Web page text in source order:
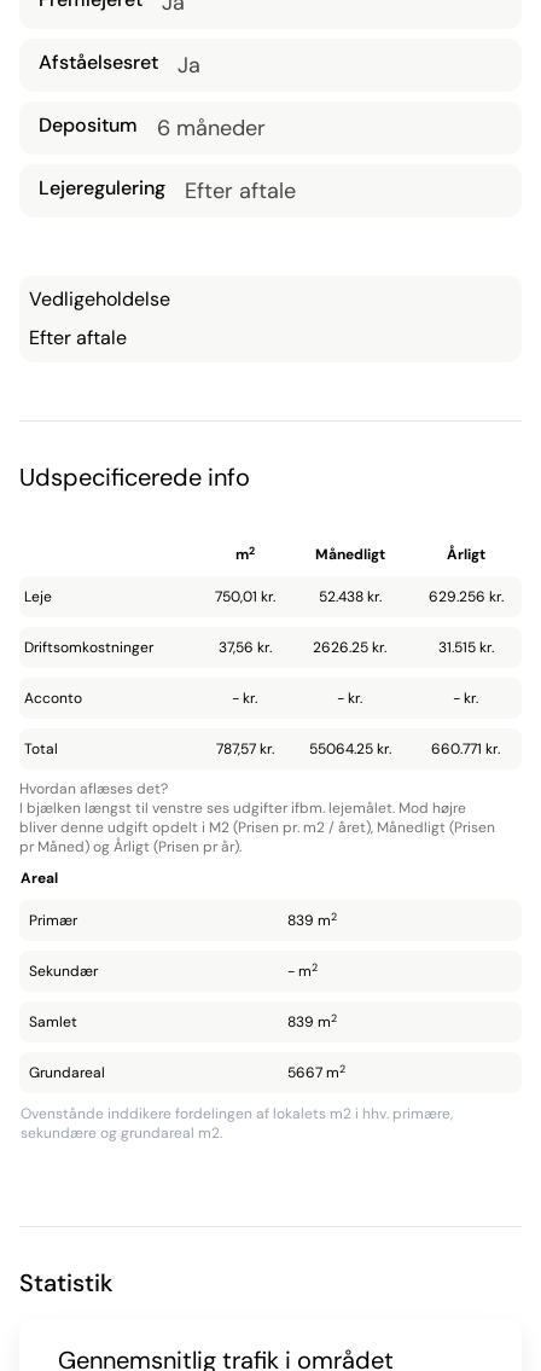
Afståelsesret Ja
Depositum 6 måneder
Lejeregulering Efter aftale
Vedligeholdelse
Efter aftale
Udspecificerede info
m2 Månedligt Årligt
Leje 750,01 kr. 52.438 kr. 629.256 kr.
Driftsomkostninger 37,56 kr. 2626.25 kr. 31.515 kr.
Acconto - kr. - kr. - kr.
Total 787,57 kr. 55064.25 kr. 660.771 kr.
Hvordan aflæses det?
I bjælken længst til venstre ses udgifter ifbm. lejemålet. Mod højre
bliver denne udgift opdelt i M2 (Prisen pr. m2 / året), Månedligt (Prisen
pr Måned) og Årligt (Prisen pr år).
Areal
Primær 839 m2
Sekundær - m2
Samlet 839 m2
Grundareal 5667 m2
Ovenstånde inddikere fordelingen af lokalets m2 i hhv. primære,
sekundære og grundareal m2.
Statistik
Gennemsnitlig trafik i området